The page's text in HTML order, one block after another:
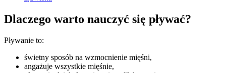
Dlaczego warto nauczyć się pływać?
Pływanie to:
świetny sposób na wzmocnienie mięśni,
angażuje wszystkie mięśnie,